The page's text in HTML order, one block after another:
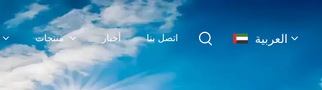
منتجات أخبار اتصل بنا العربية